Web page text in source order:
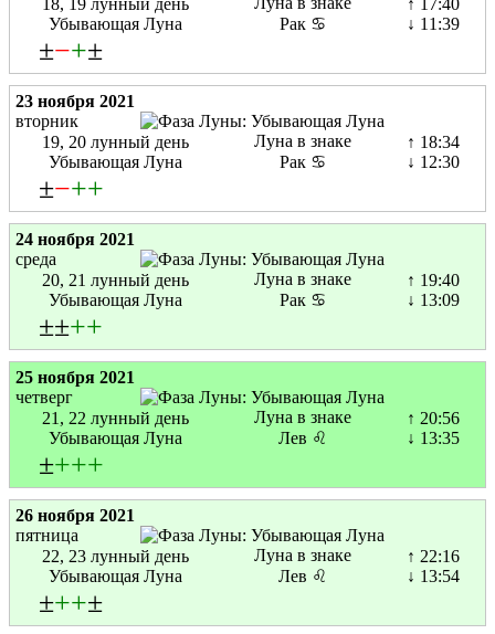
18, 19 лунный день
Убывающая Луна
Рак ♋
↑ 17:40
↓ 11:39
±−+±
23 ноября 2021
вторник
19, 20 лунный день
Убывающая Луна
Луна в знаке
Рак ♋
↑ 18:34
↓ 12:30
±−++
24 ноября 2021
среда
20, 21 лунный день
Убывающая Луна
Луна в знаке
Рак ♋
↑ 19:40
↓ 13:09
±±++
25 ноября 2021
четверг
21, 22 лунный день
Убывающая Луна
Луна в знаке
Лев ♌
↑ 20:56
↓ 13:35
±+++
26 ноября 2021
пятница
22, 23 лунный день
Убывающая Луна
Луна в знаке
Лев ♌
↑ 22:16
↓ 13:54
±++±